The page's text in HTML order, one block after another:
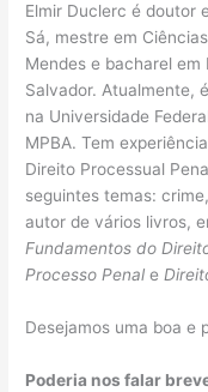
Elmir Duclerc é doutor
Sá, mestre em
Mendes e bacharel
Salvador. Atualmente,
na Universidade
MPBA. Tem
Direito Processual
seguintes temas:
autor de vários livros,
Fundamentos do
Processo Penal e
Desejamos uma boa e
Poderia nos falar